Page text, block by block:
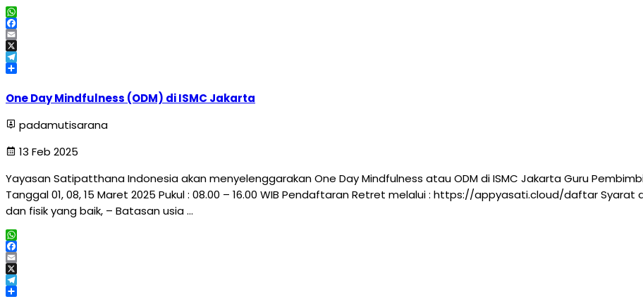
WhatsApp
Facebook
Email
X
Telegram
One Day Mindfulness (ODM) di ISMC Jakarta
padamutisarana
13 Feb 2025
Yayasan Satipatthana Indonesia akan menyelenggarakan One Day Mindfulness atau ODM di ISMC Jakarta Guru
Tanggal 01, 08, 15 Maret 2025 Pukul : 08.00 – 16.00 WIB Pendaftaran Retret melalui : https://appyasati.cloud/daftar
dan fisik yang baik, – Batasan usia …
WhatsApp
Facebook
Email
X
Telegram